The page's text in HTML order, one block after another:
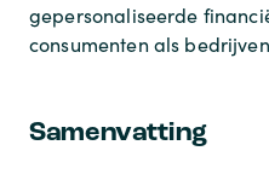
gepersonaliseerde
consumenten als
Samenvatting